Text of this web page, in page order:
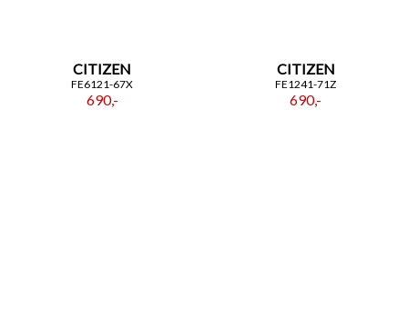
CITIZEN
FE6121-67X
690,-
CITIZEN
FE1241-71Z
690,-